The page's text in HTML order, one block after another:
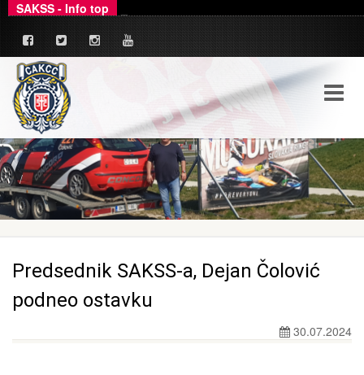
SAKSS - Info top
Predsednik SAKSS-a, Dejan Čolović
podneo ostavku
30.07.2024